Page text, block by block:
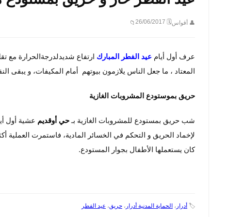
👤 أقواس🗓 26/06/2017
📁
عرف أول أيام عيد الفطر المبارك ارتفاع شديدلدرجةالحرارة مع
المعتاد ، ما جعل الناس يلازمون بيوتهم أمام المكيفات، و
حريق بموستودع المشروبات الغازية
شب حريق بمستودع للمشروبات الغازية بـ حي أوقديم عشية أول
لإخماد الحريق و التحكم في الخسائر المادية، فاستمرت العملية
كان يستعملها الأطفال بجوار المستودع.
🏷️ أدرار ، الحماية المدنية أدرار ، حريق، عيد الفطر